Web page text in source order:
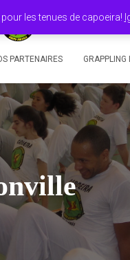
les tenues de capoeira!
PARTENAIRES GRAPPLING